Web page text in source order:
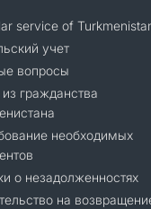
service of
учет
вопросы
гражданства
необходимых
о незадолженностях
на